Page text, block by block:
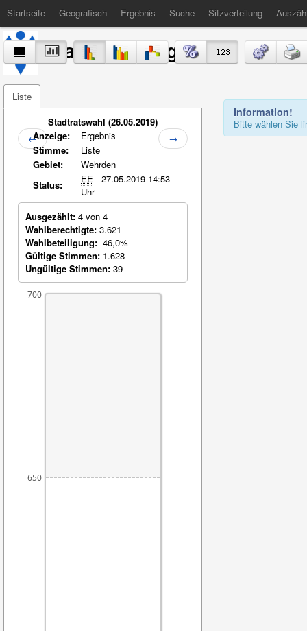
Startseite Geografisch Ergebnis Suche Sitzverteilung
Stadt Völklingen
Liste
Stadtratswahl (26.05.2019)
←Anzeige:
Ergebnis
Stimme:
Liste
Gebiet:
Wehrden
Status:
EE - 27.05.2019 14:53
Uhr
→
Ausgezählt: 4 von 4
Wahlberechtigte: 3.621
Wahlbeteiligung: 46,0%
Gültige Stimmen: 1.628
Ungültige Stimmen: 39
650
700
Information!
Bitte wählen Sie